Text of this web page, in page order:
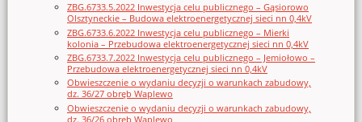
ZBG.6733.5.2022 Inwestycja celu publicznego – Gąsiorowo
Olsztyneckie – Budowa elektroenergetycznej sieci nn 0,4kV
ZBG.6733.6.2022 Inwestycja celu publicznego – Mierki
kolonia – Przebudowa elektroenergetycznej sieci nn 0,4kV
ZBG.6733.7.2022 Inwestycja celu publicznego – Jemiołowo –
Przebudowa elektroenergetycznej sieci nn 0,4kV
Obwieszczenie o wydaniu decyzji o warunkach zabudowy,
dz. 36/27 obręb Waplewo
Obwieszczenie o wydaniu decyzji o warunkach zabudowy,
dz. 36/26 obręb Waplewo